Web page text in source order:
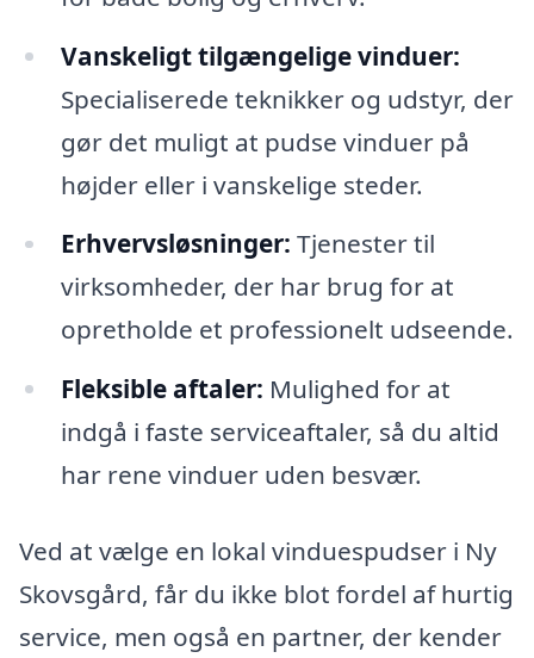
Vanskeligt tilgængelige vinduer:
Specialiserede teknikker og udstyr, der
gør det muligt at pudse vinduer på
højder eller i vanskelige steder.
Erhvervsløsninger: Tjenester til
virksomheder, der har brug for at
opretholde et professionelt udseende.
Fleksible aftaler: Mulighed for at
indgå i faste serviceaftaler, så du altid
har rene vinduer uden besvær.
Ved at vælge en lokal vinduespudser i Ny
Skovsgård, får du ikke blot fordel af hurtig
service, men også en partner, der kender